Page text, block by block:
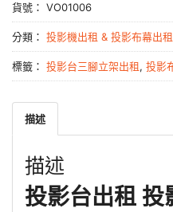
貨號： VO01006
分類： 投影機出租 & 投影布幕出租
標籤： 投影台三腳立架出租, 投影
描述
描述
投影台出租 投